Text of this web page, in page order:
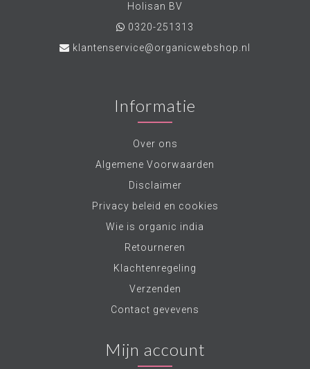
Holisan BV
0320-251313
klantenservice@organicwebshop.nl
Informatie
Over ons
Algemene Voorwaarden
Disclaimer
Privacy beleid en cookies
Wie is organic india
Retourneren
Klachtenregeling
Verzenden
Contact gevevens
Mijn account